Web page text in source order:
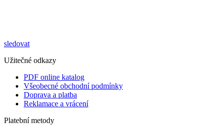
sledovat
Užitečné odkazy
PDF online katalog
Všeobecné obchodní podmínky
Doprava a platba
Reklamace a vrácení
Platební metody